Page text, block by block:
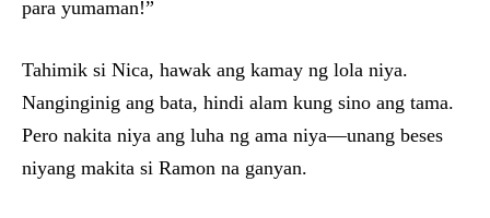
para yumaman!”
Tahimik si Nica, hawak ang kamay ng lola niya.
Nanginginig ang bata, hindi alam kung sino ang tama.
Pero nakita niya ang luha ng ama niya—unang beses
niyang makita si Ramon na ganyan.